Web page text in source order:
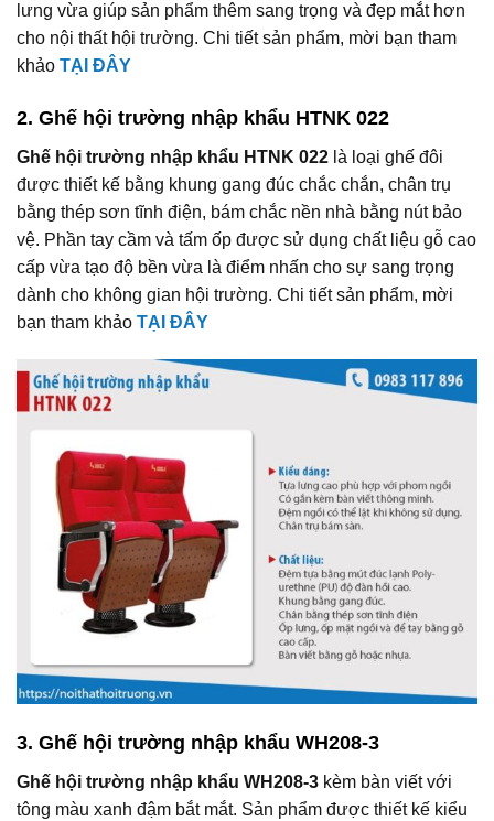
lưng vừa giúp sản phẩm thêm sang trọng và đẹp mắt hơn
cho nội thất hội trường. Chi tiết sản phẩm, mời bạn tham
khảo TẠI ĐÂY
2. Ghế hội trường nhập khẩu HTNK 022
Ghế hội trường nhập khẩu HTNK 022 là loại ghế đôi
được thiết kế bằng khung gang đúc chắc chắn, chân trụ
bằng thép sơn tĩnh điện, bám chắc nền nhà bằng nút bảo
vệ. Phần tay cầm và tấm ốp được sử dụng chất liệu gỗ cao
cấp vừa tạo độ bền vừa là điểm nhấn cho sự sang trọng
dành cho không gian hội trường. Chi tiết sản phẩm, mời
bạn tham khảo TẠI ĐÂY
3. Ghế hội trường nhập khẩu WH208-3
Ghế hội trường nhập khẩu WH208-3 kèm bàn viết với
tông màu xanh đậm bắt mắt. Sản phẩm được thiết kế kiểu